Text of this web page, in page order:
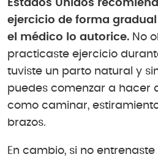
Estados Unidos
ejercicio de forma
el médico lo autorice. No
practicaste ejercicio
tuviste un parto natural y
puedes comenzar a hacer
como caminar,
brazos.
En cambio, si no